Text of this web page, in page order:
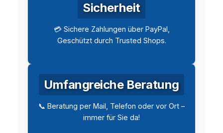
Sicherheit
💳 Sichere Zahlungen über PayPal,
Geschützt durch Trusted Shops.
Umfangreiche Beratung
📞 Beratung per Mail, Telefon oder vor Ort –
immer für Sie da!